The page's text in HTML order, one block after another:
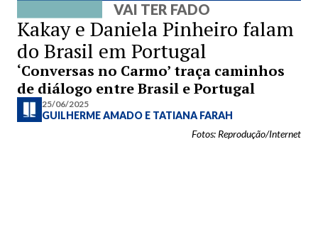
VAI TER FADO
Kakay e Daniela Pinheiro falam
do Brasil em Portugal
‘Conversas no Carmo’ traça caminhos
de diálogo entre Brasil e Portugal
25/06/2025
GUILHERME AMADO E TATIANA FARAH
Fotos: Reprodução/Internet